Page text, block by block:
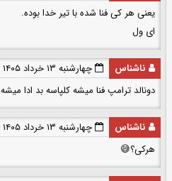
یعنی هر کی فنا شده با تیر خدا بوده.
ای ول
ناشناس
چهارشنبه ۱۳ خرداد ۱۴۰۵ ۰۰:۰۳:۵۸
دونالد ترامپ فنا میشه کلپاسه بد ادا میشه
ناشناس
چهارشنبه ۱۳ خرداد ۱۴۰۵ ۰۲:۲۶:۱۰
هرکی؟😅